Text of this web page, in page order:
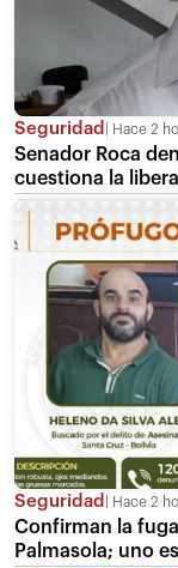
Seguridad Hace 2
Senador Roca
cuestiona la
Seguridad Hace 2
Confirman la
Palmasola; uno